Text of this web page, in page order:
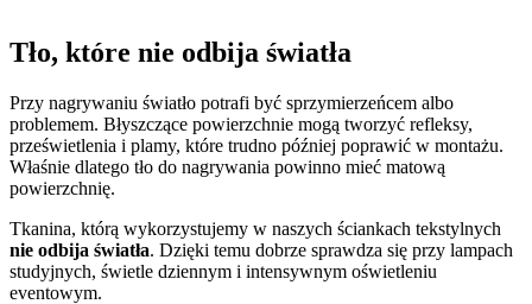
Tło, które nie odbija światła
Przy nagrywaniu światło potrafi być sprzymierzeńcem albo
problemem. Błyszczące powierzchnie mogą tworzyć refleksy,
prześwietlenia i plamy, które trudno później poprawić w montażu.
Właśnie dlatego tło do nagrywania powinno mieć matową
powierzchnię.
Tkanina, którą wykorzystujemy w naszych ściankach tekstylnych
nie odbija światła. Dzięki temu dobrze sprawdza się przy lampach
studyjnych, świetle dziennym i intensywnym oświetleniu
eventowym.